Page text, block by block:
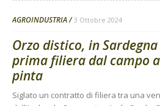
AGROINDUSTRIA 3 Ottobre 2024
Orzo distico, in
prima filiera dal campo
pinta
Siglato un contratto di filiera tra una